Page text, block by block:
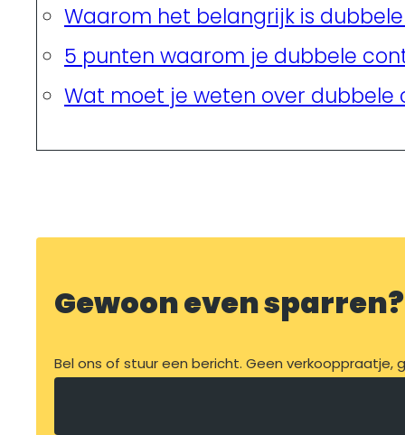
Waarom het belangrijk is
5 punten waarom je dubbele
Wat moet je weten over dubbele
Gewoon even sparren?
Bel ons of stuur een bericht. Geen verkooppraatje,